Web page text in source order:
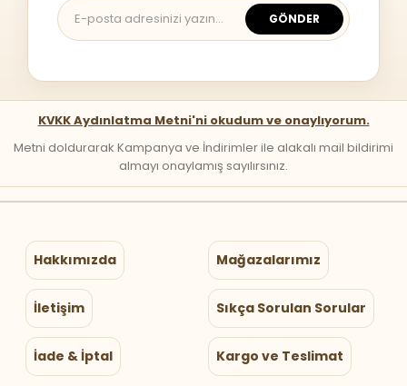
GÖNDER
KVKK Aydınlatma Metni'ni okudum ve onaylıyorum.
Metni doldurarak Kampanya ve İndirimler ile alakalı mail bildirimi
almayı onaylamış sayılırsınız.
Hakkımızda Mağazalarımız
İletişim Sıkça Sorulan Sorular
İade & İptal Kargo ve Teslimat